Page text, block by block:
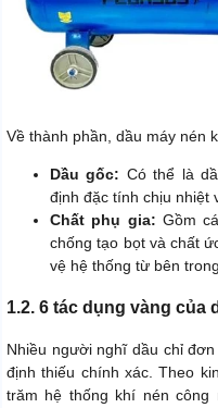
Về thành phần, dầu máy nén
Dầu gốc: Có thể là
định đặc tính chịu nhiệt
Chất phụ gia: Gồm
chống tạo bọt và chất
vệ hệ thống từ bên trong.
1.2. 6 tác dụng vàng của
Nhiều người nghĩ dầu chỉ
định thiếu chính xác. Theo
trăm hệ thống khí nén